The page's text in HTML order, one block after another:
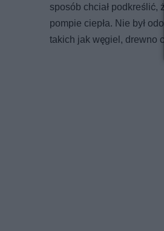
sposób chciał
pompie ciepła. Nie był
takich jak węgiel, drewno